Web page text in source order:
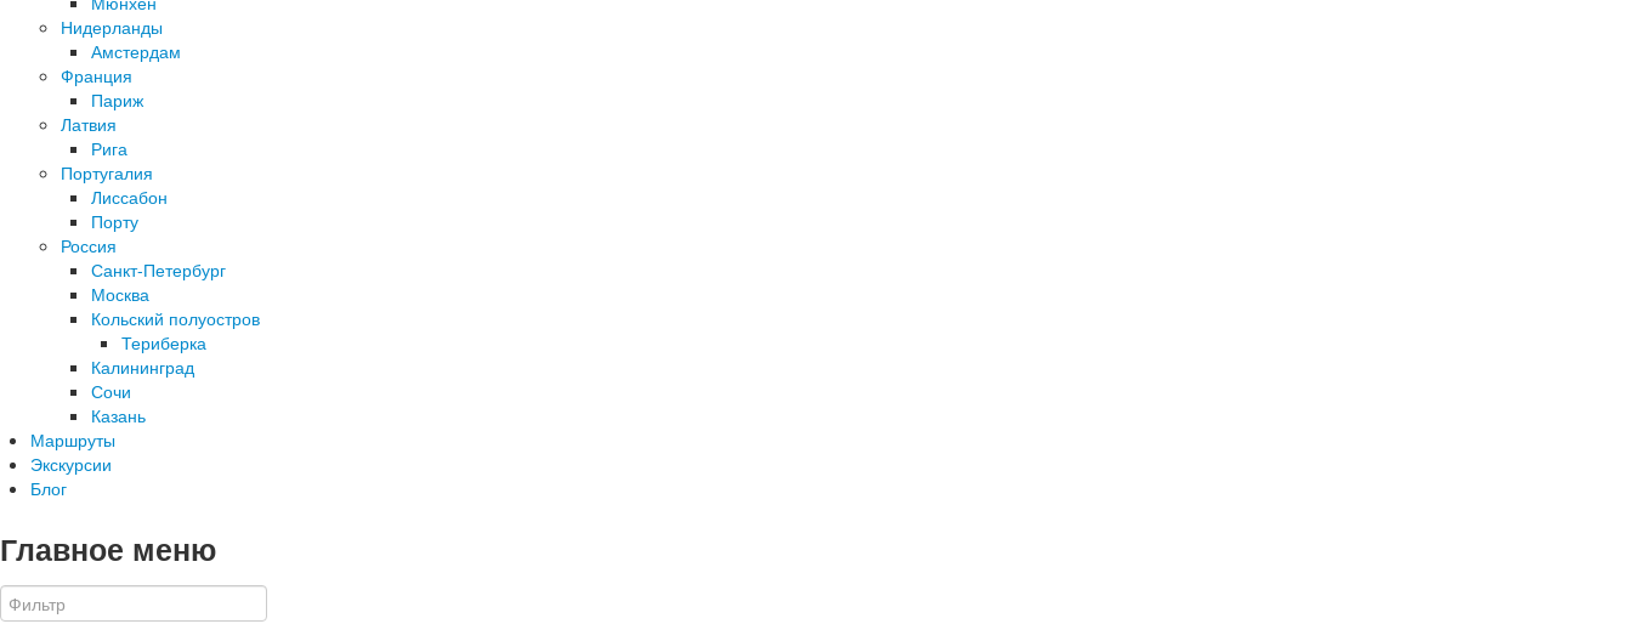
Нидерланды
Амстердам
Франция
Париж
Латвия
Рига
Португалия
Лиссабон
Порту
Россия
Санкт-Петербург
Москва
Кольский полуостров
Териберка
Калининград
Сочи
Казань
Маршруты
Экскурсии
Блог
Главное меню